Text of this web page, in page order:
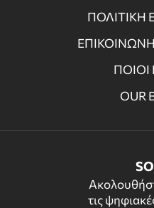
ΠΟΛΙΤΙΚΗ
ΠΟΙΟΙ
OUR
τις